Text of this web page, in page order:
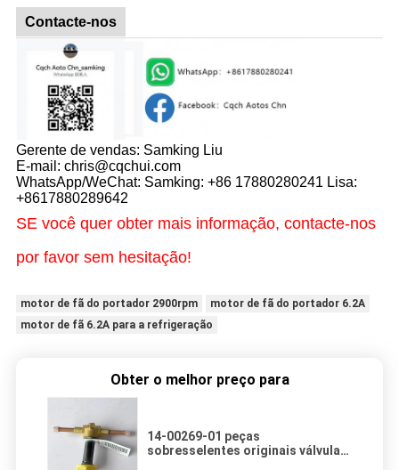
Contacte-nos
Gerente de vendas: Samking Liu
E-mail: chris@cqchui.com
WhatsApp/WeChat: Samking: +86 17880280241 Lisa:
+8617880289642
SE você quer obter mais informação, contacte-nos
por favor sem hesitação!
motor de fã do portador 2900rpm
motor de fã do portador 6.2A
motor de fã 6.2A para a refrigeração
Obter o melhor preço para
14-00269-01 peças
sobresselentes originais válvula